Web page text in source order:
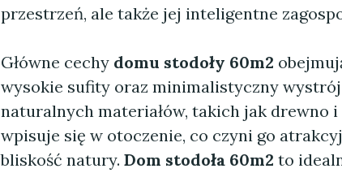
przestrzeń, ale także jej inteligentne
Główne cechy domu stodoły 60m2
wysokie sufity oraz minimalistyczny
naturalnych materiałów, takich jak drewno
wpisuje się w otoczenie, co czyni go
bliskość natury. Dom stodoła 60m2 to